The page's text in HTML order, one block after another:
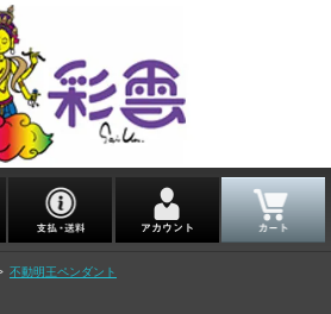
不動明王ペンダント